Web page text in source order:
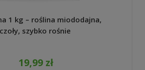
1 kg – roślina miododajna,
szybko rośnie
19,99 zł